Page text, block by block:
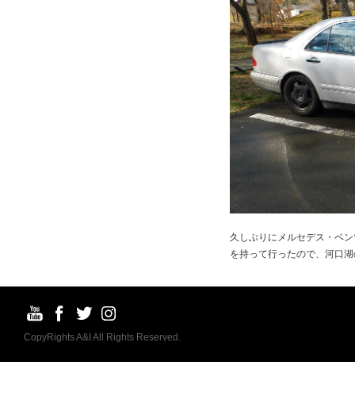
久しぶりにメルセデス・ベ
を持って行ったので、河口
CopyRights A&I All Rights Reserved.